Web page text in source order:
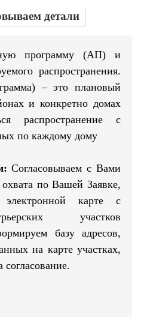
детали
программу (АП) и
распространения.
– это плановый
и конкретно домах
распространение с
по каждому дому
Согласовываем с Вами
по Вашей Заявке,
карте с
участков
базу адресов,
на карте участках,